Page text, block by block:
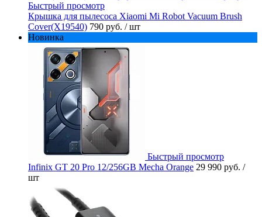
Быстрый просмотр
Крышка для пылесоса Xiaomi Mi Robot Vacuum Brush
Cover(X19540) 790 руб. / шт
Новинка
Быстрый просмотр
Infinix GT 20 Pro 12/256GB Mecha Orange 29 990 руб. /
шт